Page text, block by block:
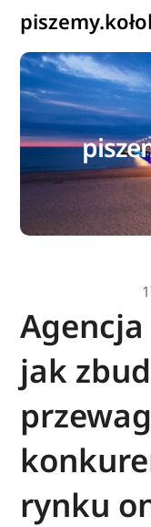
jak
rynku